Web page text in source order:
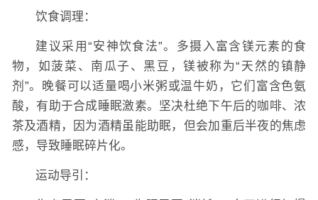
饮食调理：
建议采用“安神饮食法”。多摄入富含镁元素的食
物，如菠菜、南瓜子、黑豆，镁被称为“天然的镇静
剂”。晚餐可以适量喝小米粥或温牛奶，它们富含色氨
酸，有助于合成睡眠激素。坚决杜绝下午后的咖啡、浓
茶及酒精，因为酒精虽能助眠，但会加重后半夜的焦虑
感，导致睡眠碎片化。
运动导引：